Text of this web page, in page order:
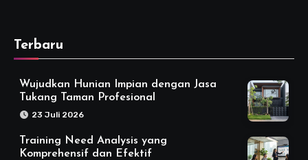
Terbaru
Wujudkan Hunian Impian dengan Jasa
Tukang Taman Profesional
23 Juli 2026
Training Need Analysis yang
Komprehensif dan Efektif